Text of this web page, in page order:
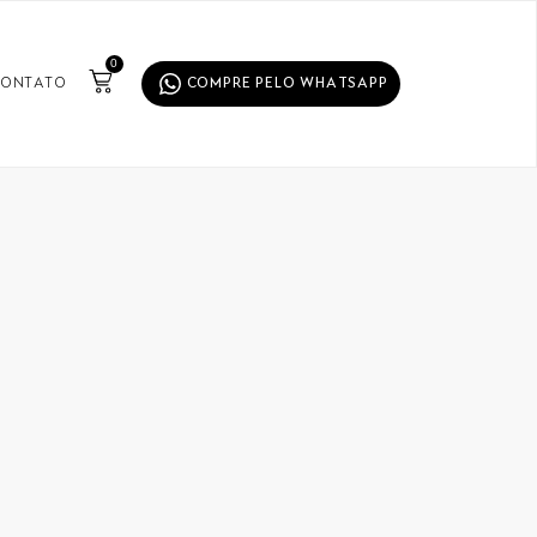
0
COMPRE PELO WHATSAPP